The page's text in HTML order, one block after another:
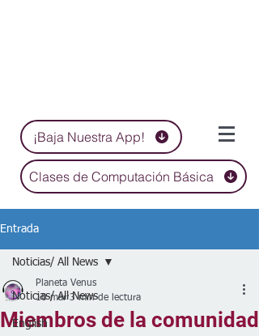
¡Baja Nuestra App!
Clases de Computación Básica
Entrada
Noticias/ All News
English
Noticias/ All News
Miembros de la comunidad
Planeta Venus
10 mar 3 min de lectura